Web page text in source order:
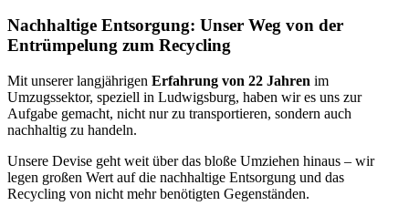
Nachhaltige Entsorgung: Unser Weg von der
Entrümpelung zum Recycling
Mit unserer langjährigen Erfahrung von 22 Jahren im
Umzugssektor, speziell in Ludwigsburg, haben wir es uns zur
Aufgabe gemacht, nicht nur zu transportieren, sondern auch
nachhaltig zu handeln.
Unsere Devise geht weit über das bloße Umziehen hinaus – wir
legen großen Wert auf die nachhaltige Entsorgung und das
Recycling von nicht mehr benötigten Gegenständen.